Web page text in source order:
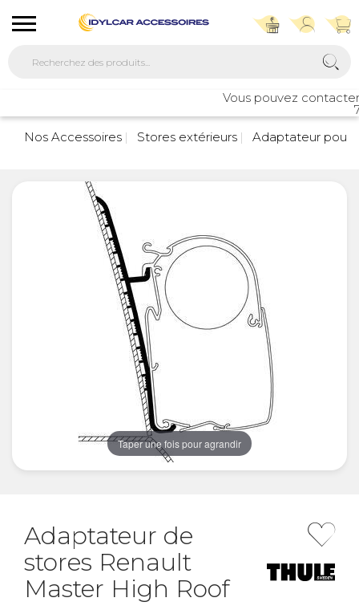
Vous pouvez contacter
Nos Accessoires
Stores extérieurs Adaptateur pour
Taper une fois pour agrandir
Adaptateur de
stores Renault
Master High Roof